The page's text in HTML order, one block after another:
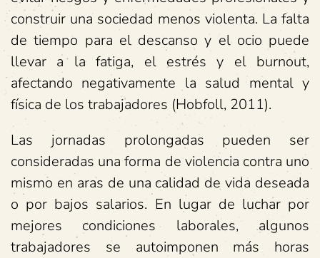
construir una sociedad menos violenta. La falta
de tiempo para el descanso y el ocio puede
llevar a la fatiga, el estrés y el burnout,
afectando negativamente la salud mental y
física de los trabajadores (Hobfoll, 2011).
Las jornadas prolongadas pueden ser
consideradas una forma de violencia contra uno
mismo en aras de una calidad de vida deseada
o por bajos salarios. En lugar de luchar por
mejores condiciones laborales, algunos
trabajadores se autoimponen más horas